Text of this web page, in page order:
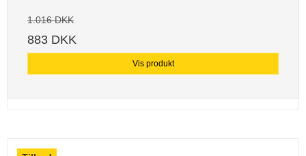
1.016 DKK
883 DKK
Vis produkt